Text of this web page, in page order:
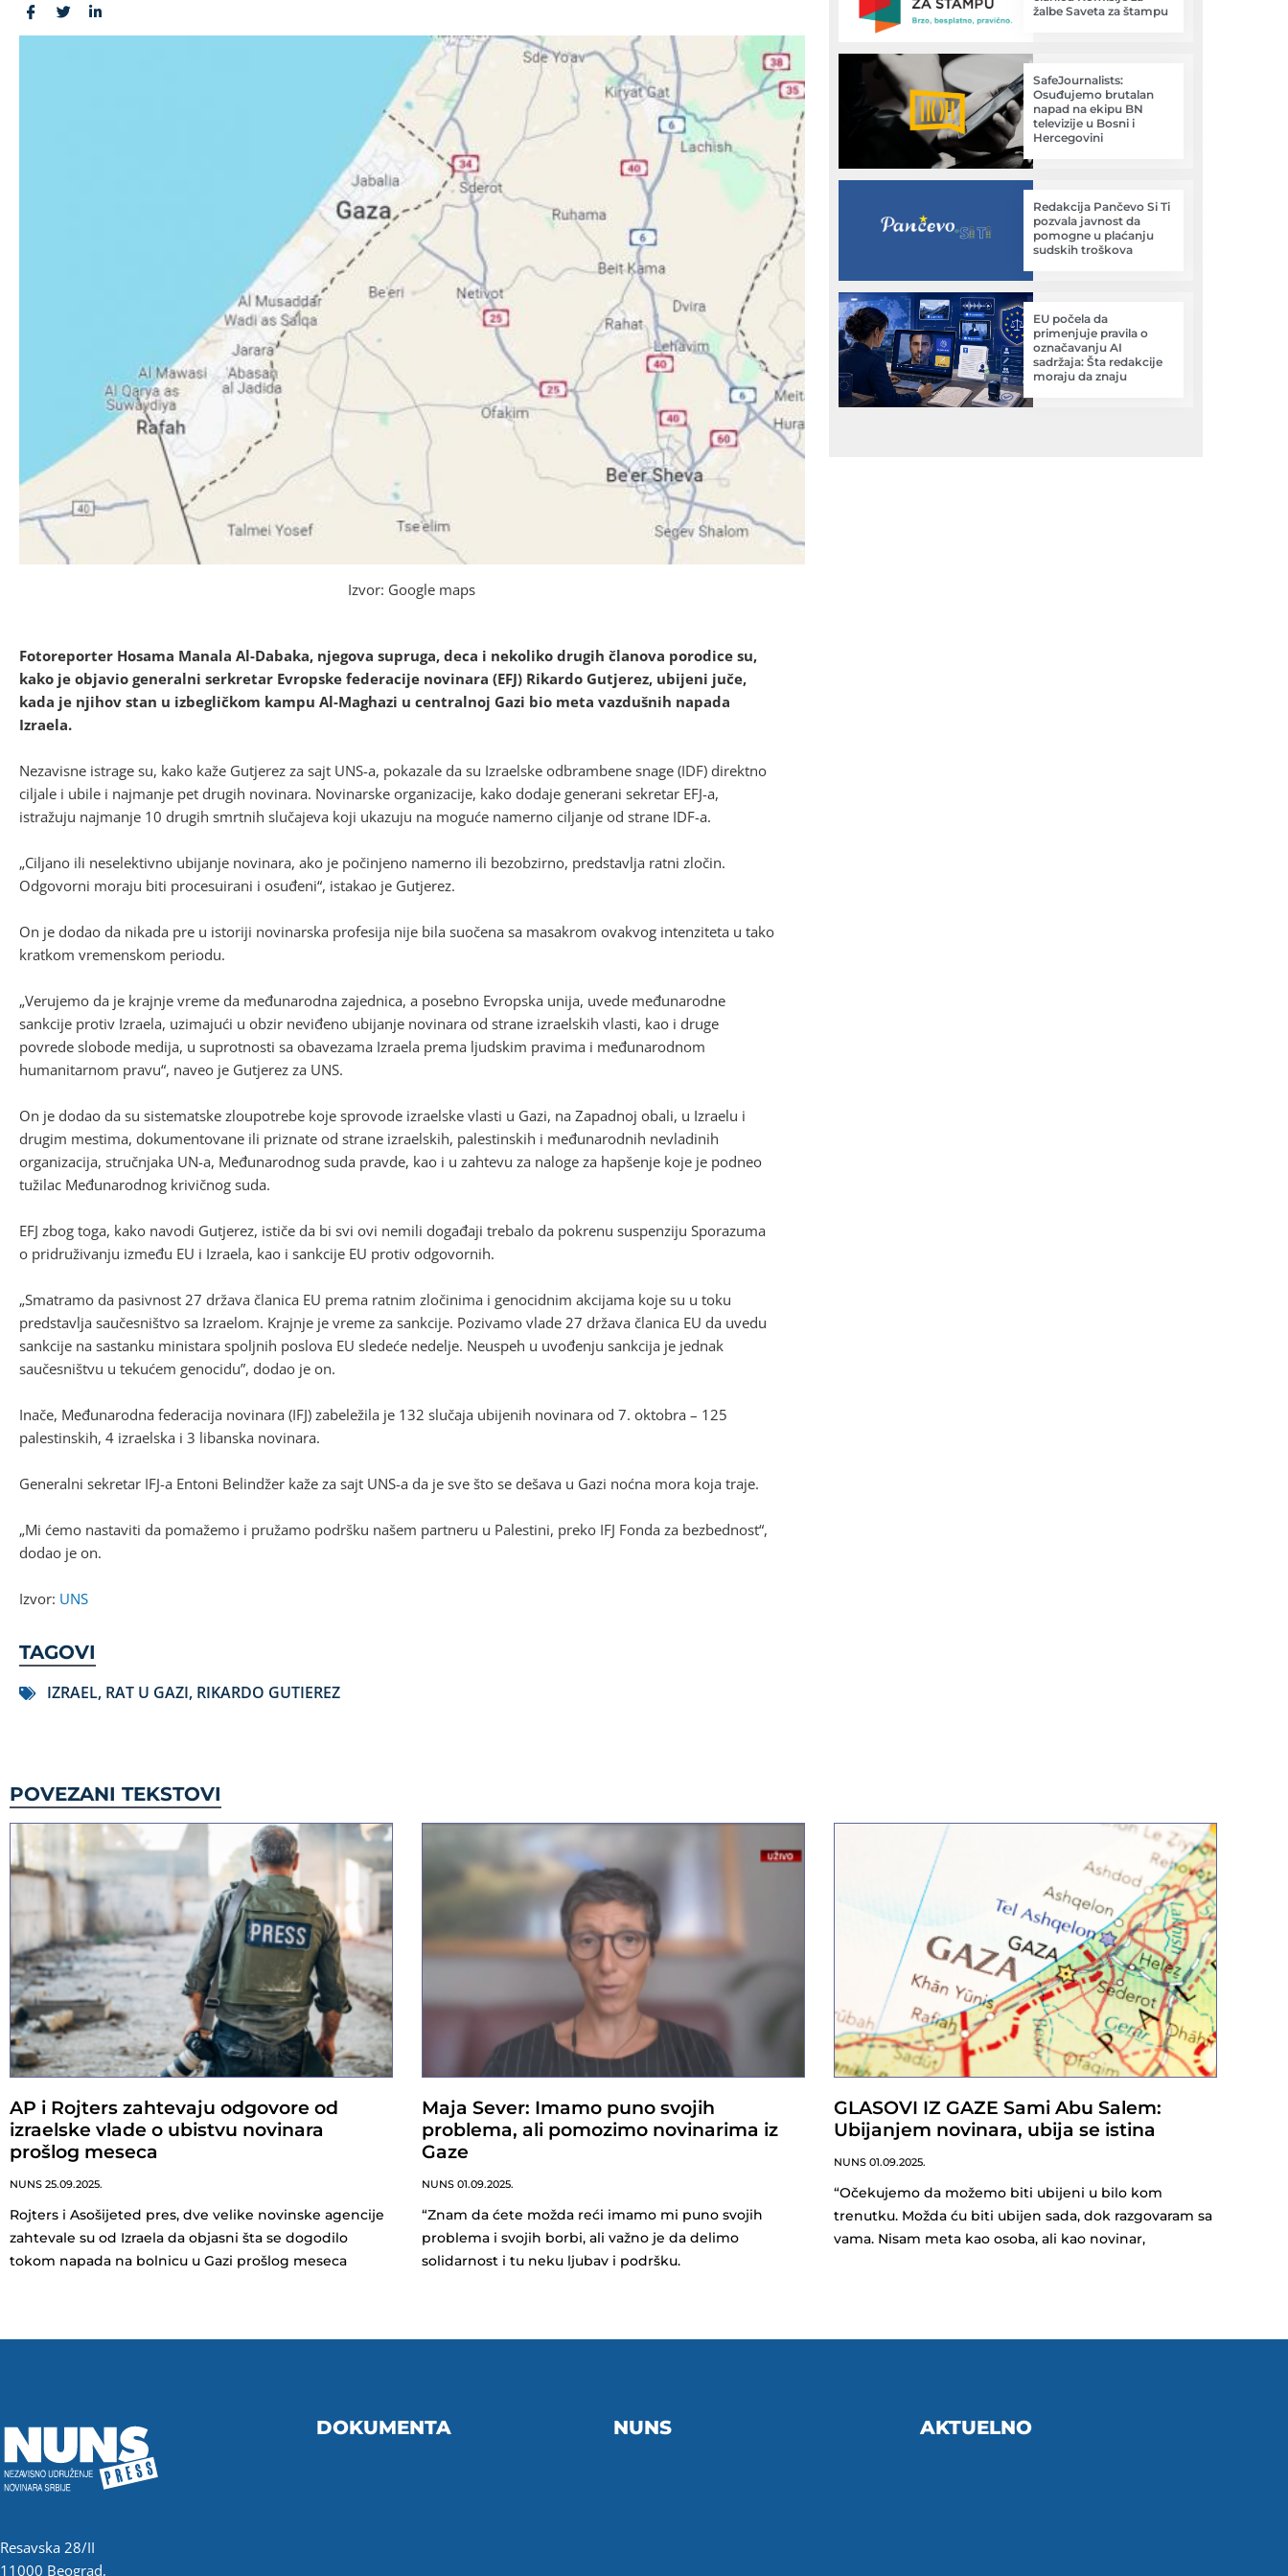
Izvor: Google maps
Fotoreporter Hosama Manala Al-Dabaka, njegova supruga, deca i nekoliko drugih članova porodice su,
kako je objavio generalni serkretar Evropske federacije novinara (EFJ) Rikardo Gutjerez, ubijeni juče,
kada je njihov stan u izbegličkom kampu Al-Maghazi u centralnoj Gazi bio meta vazdušnih napada
Izraela.
Nezavisne istrage su, kako kaže Gutjerez za sajt UNS-a, pokazale da su Izraelske odbrambene snage (IDF) direktno
ciljale i ubile i najmanje pet drugih novinara. Novinarske organizacije, kako dodaje generani sekretar EFJ-a,
istražuju najmanje 10 drugih smrtnih slučajeva koji ukazuju na moguće namerno ciljanje od strane IDF-a.
„Ciljano ili neselektivno ubijanje novinara, ako je počinjeno namerno ili bezobzirno, predstavlja ratni zločin.
Odgovorni moraju biti procesuirani i osuđeni“, istakao je Gutjerez.
On je dodao da nikada pre u istoriji novinarska profesija nije bila suočena sa masakrom ovakvog intenziteta u tako
kratkom vremenskom periodu.
„Verujemo da je krajnje vreme da međunarodna zajednica, a posebno Evropska unija, uvede međunarodne
sankcije protiv Izraela, uzimajući u obzir neviđeno ubijanje novinara od strane izraelskih vlasti, kao i druge
povrede slobode medija, u suprotnosti sa obavezama Izraela prema ljudskim pravima i međunarodnom
humanitarnom pravu“, naveo je Gutjerez za UNS.
On je dodao da su sistematske zloupotrebe koje sprovode izraelske vlasti u Gazi, na Zapadnoj obali, u Izraelu i
drugim mestima, dokumentovane ili priznate od strane izraelskih, palestinskih i međunarodnih nevladinih
organizacija, stručnjaka UN-a, Međunarodnog suda pravde, kao i u zahtevu za naloge za hapšenje koje je podneo
tužilac Međunarodnog krivičnog suda.
EFJ zbog toga, kako navodi Gutjerez, ističe da bi svi ovi nemili događaji trebalo da pokrenu suspenziju Sporazuma
o pridruživanju između EU i Izraela, kao i sankcije EU protiv odgovornih.
„Smatramo da pasivnost 27 država članica EU prema ratnim zločinima i genocidnim akcijama koje su u toku
predstavlja saučesništvo sa Izraelom. Krajnje je vreme za sankcije. Pozivamo vlade 27 država članica EU da uvedu
sankcije na sastanku ministara spoljnih poslova EU sledeće nedelje. Neuspeh u uvođenju sankcija je jednak
saučesništvu u tekućem genocidu”, dodao je on.
Inače, Međunarodna federacija novinara (IFJ) zabeležila je 132 slučaja ubijenih novinara od 7. oktobra – 125
palestinskih, 4 izraelska i 3 libanska novinara.
Generalni sekretar IFJ-a Entoni Belindžer kaže za sajt UNS-a da je sve što se dešava u Gazi noćna mora koja traje.
„Mi ćemo nastaviti da pomažemo i pružamo podršku našem partneru u Palestini, preko IFJ Fonda za bezbednost“,
dodao je on.
Izvor: UNS
TAGOVI
IZRAEL, RAT U GAZI, RIKARDO GUTIEREZ
žalbe Saveta za štampu
SafeJournalists:
Osuđujemo brutalan
napad na ekipu BN
televizije u Bosni i
Hercegovini
Redakcija Pančevo Si Ti
pozvala javnost da
pomogne u plaćanju
sudskih troškova
EU počela da
primenjuje pravila o
označavanju AI
sadržaja: Šta redakcije
moraju da znaju
POVEZANI TEKSTOVI
AP i Rojters zahtevaju odgovore od
izraelske vlade o ubistvu novinara
prošlog meseca
NUNS 25.09.2025.
Rojters i Asošijeted pres, dve velike novinske agencije
zahtevale su od Izraela da objasni šta se dogodilo
tokom napada na bolnicu u Gazi prošlog meseca
Maja Sever: Imamo puno svojih
problema, ali pomozimo novinarima iz
Gaze
NUNS 01.09.2025.
“Znam da ćete možda reći imamo mi puno svojih
problema i svojih borbi, ali važno je da delimo
solidarnost i tu neku ljubav i podršku.
GLASOVI IZ GAZE Sami Abu Salem:
Ubijanjem novinara, ubija se istina
NUNS 01.09.2025.
“Očekujemo da možemo biti ubijeni u bilo kom
trenutku. Možda ću biti ubijen sada, dok razgovaram sa
vama. Nisam meta kao osoba, ali kao novinar,
Resavska 28/II
11000 Beograd,
DOKUMENTA NUNS AKTUELNO